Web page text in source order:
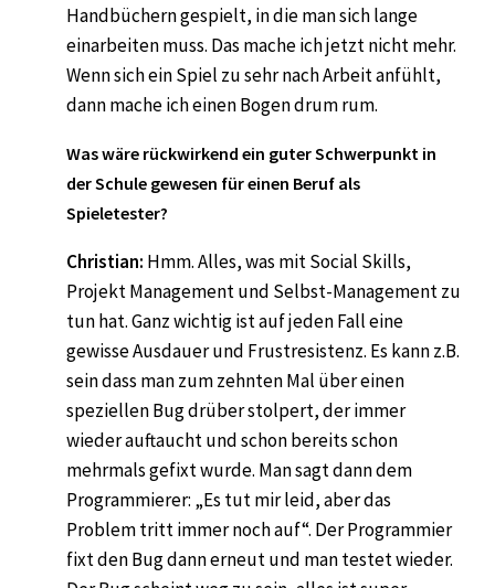
Handbüchern gespielt, in die man sich lange
einarbeiten muss. Das mache ich jetzt nicht mehr.
Wenn sich ein Spiel zu sehr nach Arbeit anfühlt,
dann mache ich einen Bogen drum rum.
Was wäre rückwirkend ein guter Schwerpunkt in
der Schule gewesen für einen Beruf als
Spieletester?
Christian: Hmm. Alles, was mit Social Skills,
Projekt Management und Selbst-Management zu
tun hat. Ganz wichtig ist auf jeden Fall eine
gewisse Ausdauer und Frustresistenz. Es kann z.B.
sein dass man zum zehnten Mal über einen
speziellen Bug drüber stolpert, der immer
wieder auftaucht und schon bereits schon
mehrmals gefixt wurde. Man sagt dann dem
Programmierer: „Es tut mir leid, aber das
Problem tritt immer noch auf“. Der Programmier
fixt den Bug dann erneut und man testet wieder.